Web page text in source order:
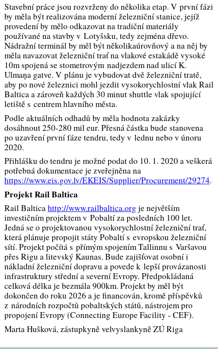
Stavební práce jsou rozvrženy do několika etap. V první fázi
by měla být realizována moderní železniční stanice, jejíž
provedení by mělo odkazovat na tradiční materiály
používané na stavby v Lotyšsku, tedy zejména dřevo.
Nádražní terminál by měl být několikaúrovňový a na něj by
měla navazovat železniční trať na vlakové estakádě vysoké
10m spojená se stometrovým nadjezdem nad ulicí K.
Ulmaņa gatve. V plánu je vybudovat dvě železniční tratě,
aby po nové železnici mohl jezdit vysokorychlostní vlak Rail
Baltica a zároveň každých 30 minut shuttle vlak spojující
letiště s centrem hlavního města.
Podle aktuálních odhadů by měla hodnota zakázky
dosáhnout 250-280 mil eur. Přesná částka bude stanovena
po uzavření první fáze tendru, tedy v lednu nebo v únoru
2020.
Přihlášku do tendru je možné podat do 10. 1. 2020 a veškerá
potřebná dokumentace je zveřejněna na
https://www.eis.gov.lv/EKEIS/Supplier/Procurement/29274.
ProjektRail Baltica
Rail Balticahttp://www.railbaltica.org je největším
investičním projektem v Pobaltí za posledních 100 let.
Jedná se o projektovanou vysokorychlostní železniční trať,
která plánuje propojit státy Pobaltí s evropskou železniční
sítí. Projekt počítá s přímým spojením Tallinnu s Varšavou
přes Rigu a litevský Kaunas. Bude zajišťovat osobní i
nákladní železniční dopravu a povede k lepší provázanosti
infrastruktury střední a severní Evropy. Předpokládaná
celková délka je bezmála 900km. Projekt by měl být
dokončen do roku 2026 a je financován, kromě příspěvků
z národních rozpočtů pobaltských států, nástrojem pro
propojení Evropy (Connecting Europe Facility - CEF).
Marta Hušková, zástupkyně velvyslankyně ZÚ Riga